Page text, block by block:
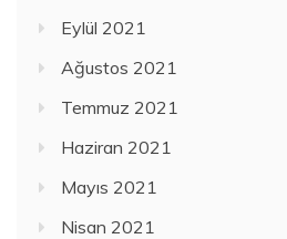
Eylül 2021
Ağustos 2021
Temmuz 2021
Haziran 2021
Mayıs 2021
Nisan 2021